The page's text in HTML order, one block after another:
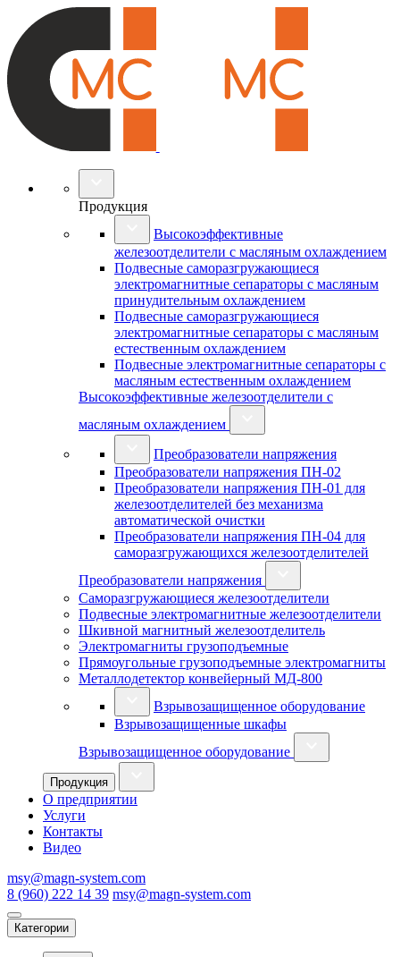
Продукция
Высокоэффективные
железоотделители с масляным охлаждением
Подвесные саморазгружающиеся
электромагнитные сепараторы с масляным
принудительным охлаждением
Подвесные саморазгружающиеся
электромагнитные сепараторы с масляным
естественным охлаждением
Подвесные электромагнитные сепараторы с
масляным естественным охлаждением
Высокоэффективные железоотделители с
масляным охлаждением
Преобразователи напряжения
Преобразователи напряжения ПН-02
Преобразователи напряжения ПН-01 для
железоотделителей без механизма
автоматической очистки
Преобразователи напряжения ПН-04 для
саморазгружающихся железоотделителей
Преобразователи напряжения
Саморазгружающиеся железоотделители
Подвесные электромагнитные железоотделители
Шкивной магнитный железоотделитель
Электромагниты грузоподъемные
Прямоугольные грузоподъемные электромагниты
Металлодетектор конвейерный МД-800
Взрывозащищенное оборудование
Взрывозащищенные шкафы
Взрывозащищенное оборудование
Продукция
О предприятии
Услуги
Контакты
Видео
msy@magn-system.com
8 (960) 222 14 39 msy@magn-system.com
Категории